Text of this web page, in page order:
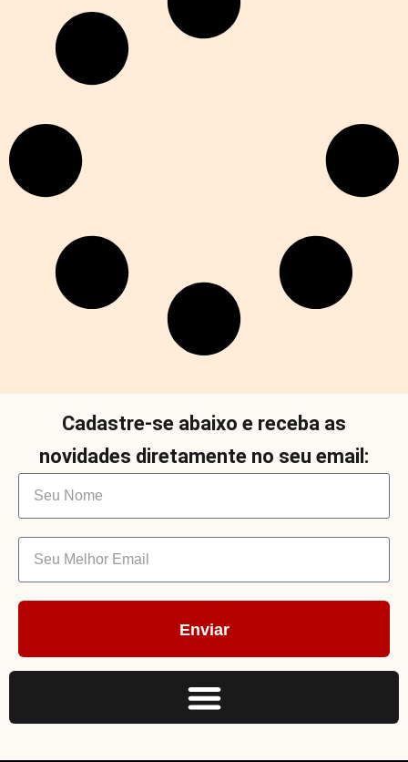
Cadastre-se abaixo e receba as
novidades diretamente no seu email:
Enviar